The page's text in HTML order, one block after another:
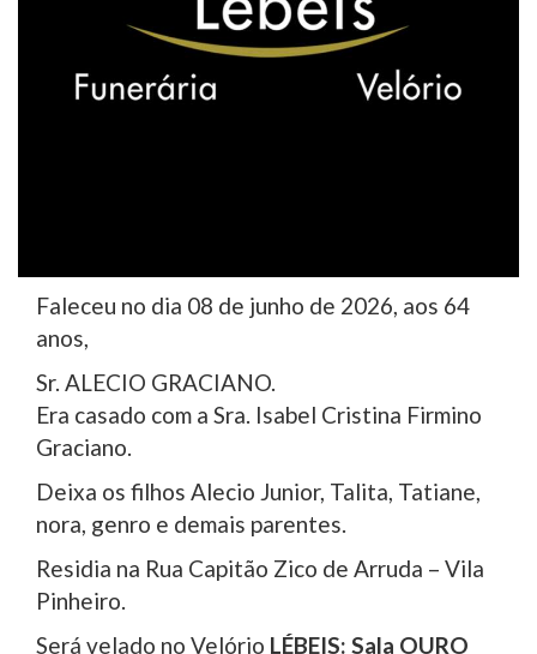
Faleceu no dia 08 de junho de 2026, aos 64
anos,
Sr. ALECIO GRACIANO.
Era casado com a Sra. Isabel Cristina Firmino
Graciano.
Deixa os filhos Alecio Junior, Talita, Tatiane,
nora, genro e demais parentes.
Residia na Rua Capitão Zico de Arruda – Vila
Pinheiro.
Será velado no Velório LÉBEIS: Sala OURO